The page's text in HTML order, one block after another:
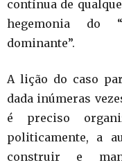
contínua de
hegemonia do
dominante”.
A lição do caso
dada inúmeras
é preciso
politicamente, a
construir e